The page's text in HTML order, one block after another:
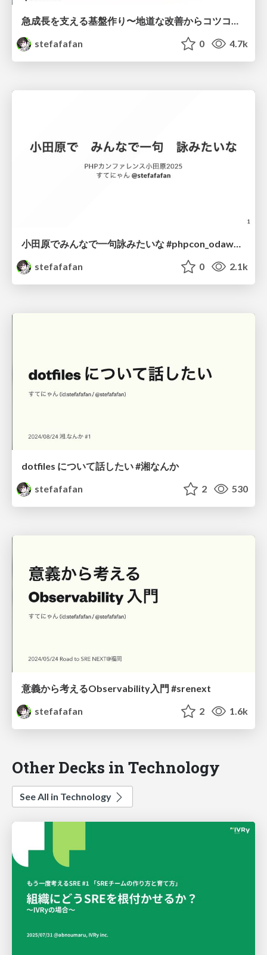
急成長を支える基盤作り〜地道な改善からコツコツと〜 #cre_meetup
stefafafan
0 4.7k
stefafafan
0 2.1k
dotfiles について話したい #湘なんか
stefafafan
2 530
意義から考えるObservability入門 #srenext
stefafafan
2 1.6k
Other Decks in Technology
See All in Technology